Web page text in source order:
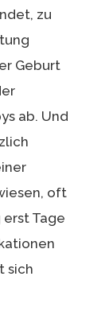
zu
Geburt
ab. Und
oft
Tage
sich